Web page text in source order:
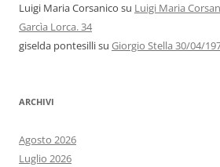
Luigi Maria Corsanico su Luigi Maria
Garcìa Lorca. 34
giselda pontesillisu Giorgio Stella 30/04/
ARCHIVI
Agosto 2026
Luglio 2026